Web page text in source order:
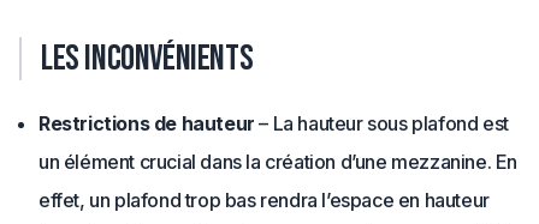
Les inconvénients
Restrictions de hauteur– La hauteur sous plafond est
un élément crucial dans la création d’une mezzanine. En
effet, un plafond trop bas rendra l’espace en hauteur